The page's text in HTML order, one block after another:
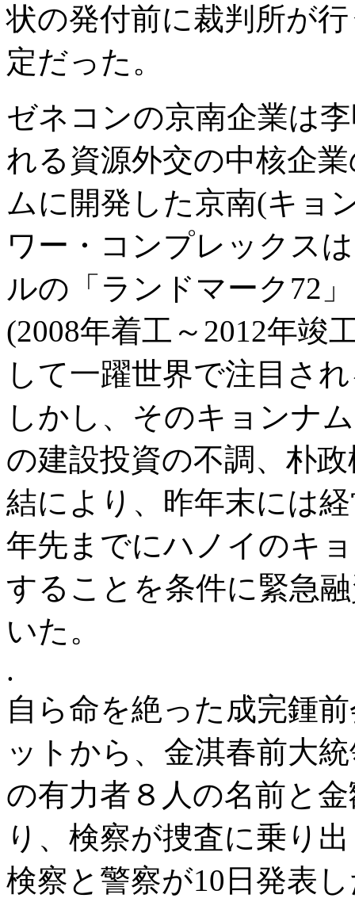
状の発付前に裁判所が
定だった。
ゼネコンの京南企業は
れる資源外交の中核企
ムに開発した京南(キョ
ワー・コンプレックス
ルの「ランドマーク72
(2008年着工～2012年竣
して一躍世界で注目さ
しかし、そのキョンナ
の建設投資の不調、朴
結により、昨年末には
年先までにハノイのキ
することを条件に緊急
いた。
.
自ら命を絶った成完鍾
ットから、金淇春前大
の有力者８人の名前と
り、検察が捜査に乗り
検察と警察が10日発表